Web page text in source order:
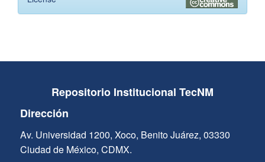
Repositorio Institucional TecNM
Dirección
Av. Universidad 1200, Xoco, Benito Juárez, 03330
Ciudad de México, CDMX.